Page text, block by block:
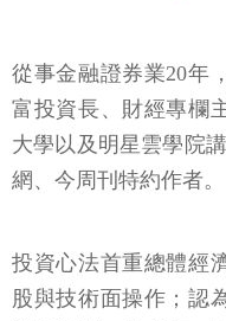
從事金融證券業20年
富投資長、財經專欄
大學以及明星雲學院
網、今周刊特約作者。
投資心法首重總體經
股與技術面操作；認